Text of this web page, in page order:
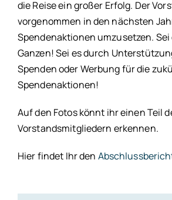
die Reise ein großer Erfolg. Der
vorgenommen in den nächsten
Spendenaktionen umzusetzen. Sei
Ganzen! Sei es durch
Spenden oder Werbung für die
Spendenaktionen!
Auf den Fotos könnt ihr einen Teil
Vorstandsmitgliedern erkennen.
Hier findet Ihr den